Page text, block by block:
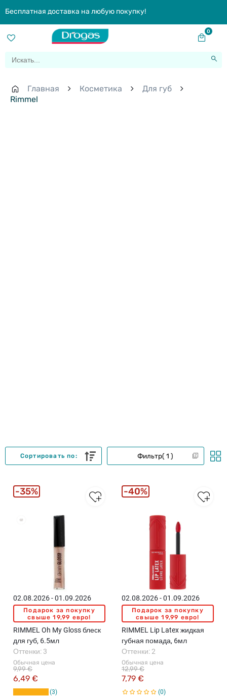
Бесплатная доставка на любую покупку!
0
Главная Косметика
Для губ
Rimmel
Фильтр 1
Сортировать по:
02.08.2026 - 01.09.2026
Подарок за покупку
свыше 19,99 евро!
RIMMEL Oh My Gloss блеск
для губ, 6.5мл
Обычная цена
6,49 €
9,99 €
Оттенки: 3
3
35%
02.08.2026 - 01.09.2026
Подарок за покупку
свыше 19,99 евро!
RIMMEL Lip Latex жидкая
губная помада, 6мл
Обычная цена
7,79 €
12,99 €
Оттенки: 2
0
40%